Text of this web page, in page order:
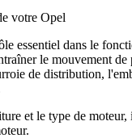
votre Opel
essentiel dans le
le mouvement de
de distribution,
et le type de